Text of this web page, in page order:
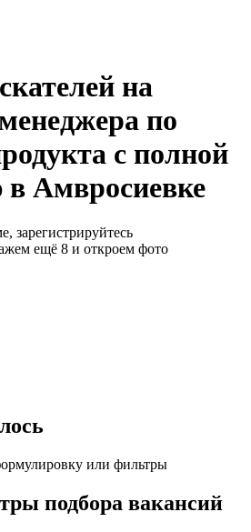
на
по
с полной
в Амвросиевке
зарегистрируйтесь
ещё 8 и откроем фото
или фильтры
подбора вакансий